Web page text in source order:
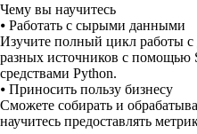
Чему вы научитесь
⦁ Работать с сырыми данными
Изучите полный цикл работы
разных источников с помощью
средствами Python.
⦁ Приносить пользу бизнесу
Сможете собирать и
научитесь предоставлять